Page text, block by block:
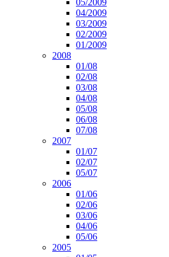
05/2009
04/2009
03/2009
02/2009
01/2009
2008
01/08
02/08
03/08
04/08
05/08
06/08
07/08
2007
01/07
02/07
05/07
2006
01/06
02/06
03/06
04/06
05/06
2005